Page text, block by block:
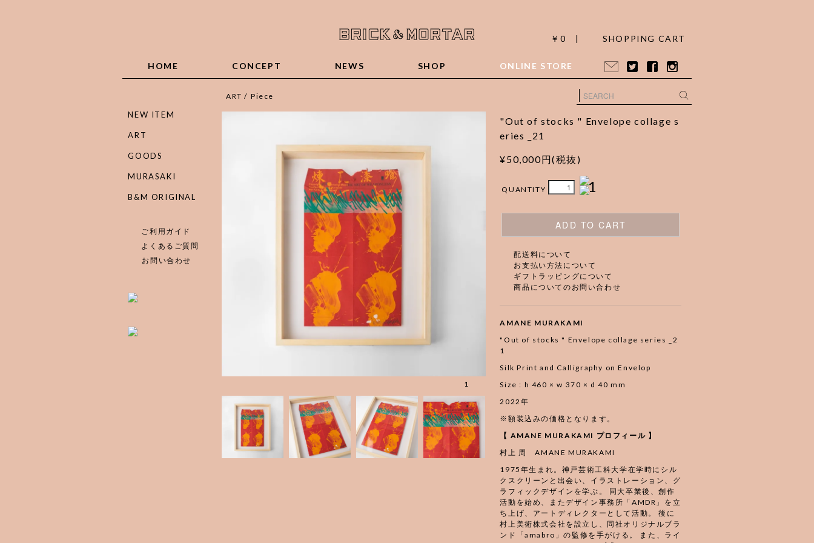
￥0 | SHOPPING CART
HOME CONCEPT NEWS SHOP ONLINE STORE
ART / Piece
1
"Out of stocks " Envelope collage s
eries _21
¥50,000円(税抜)
QUANTITY 1
ADD TO CART
配送料について
お支払い方法について
ギフトラッピングについて
商品についてのお問い合わせ
AMANE MURAKAMI
"Out of stocks " Envelope collage series _2
1
Silk Print and Calligraphy on Envelop
Size : h 460 × w 370 × d 40 mm
2022年
※額装込みの価格となります。
【 AMANE MURAKAMI プロフィール 】
村上 周 AMANE MURAKAMI
1975年生まれ。神戸芸術工科大学在学時にシル
クスクリーンと出会い、イラストレーション、グ
ラフィックデザインを学ぶ。 同大卒業後、創作
活動を始め、またデザイン事務所「AMDR」を立
ち上げ、アートディレクターとして活動。 後に
村上美術株式会社を設立し、同社オリジナルブラ
ンド「amabro」の監修を手がける。 また、ライ
NEW ITEM
ART
GOODS
MURASAKI
B&M ORIGINAL
ご利用ガイド
よくあるご質問
お問い合わせ